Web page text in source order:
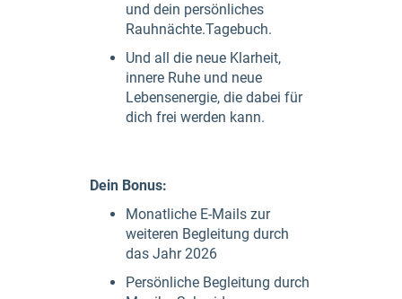
und dein persönliches
Rauhnächte.Tagebuch.
Und all die neue Klarheit,
innere Ruhe und neue
Lebensenergie, die dabei für
dich frei werden kann.
Dein Bonus:
Monatliche E-Mails zur
weiteren Begleitung durch
das Jahr 2026
Persönliche Begleitung durch